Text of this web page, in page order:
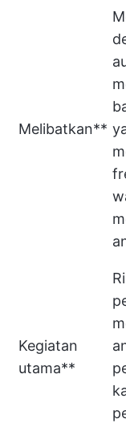
Melibatkan**
Kegiatan
utama**